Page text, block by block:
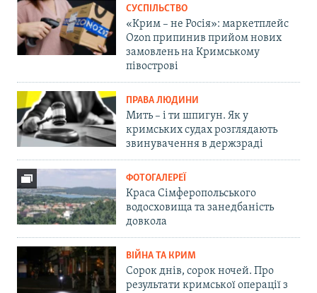
СУСПІЛЬСТВО
«Крим – не Росія»: маркетплейс
Ozon припинив прийом нових
замовлень на Кримському
півострові
ПРАВА ЛЮДИНИ
Мить – і ти шпигун. Як у
кримських судах розглядають
звинувачення в держзраді
ФОТОГАЛЕРЕЇ
Краса Сімферопольського
водосховища та занедбаність
довкола
ВІЙНА ТА КРИМ
Сорок днів, сорок ночей. Про
результати кримської операції з